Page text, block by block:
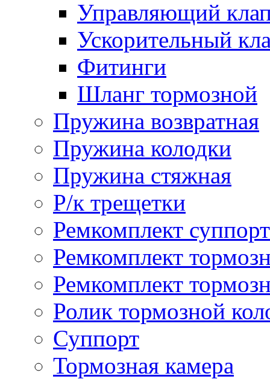
Управляющий
Ускорительный
Фитинги
Шланг тормозной
Пружина возвратная
Пружина колодки
Пружина стяжная
Р/к трещетки
Ремкомплект
Ремкомплект
Ремкомплект
Ролик тормозной
Суппорт
Тормозная камера